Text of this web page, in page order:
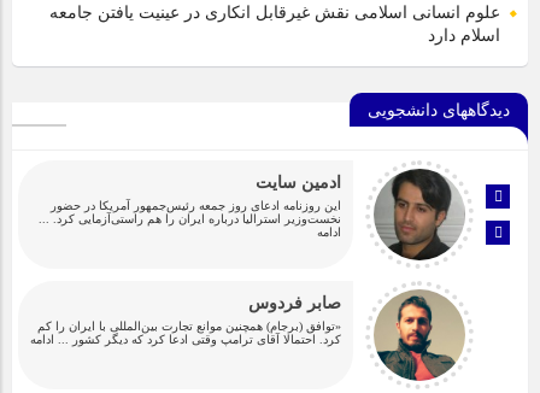
علوم انسانی اسلامی نقش غیرقابل انکاری در عینیت یافتن جامعه
اسلام دارد
دیدگاههای دانشجویی
ادمین سایت
این روزنامه ادعای روز جمعه رئیس‌جمهور آمریکا در حضور
نخست‌وزیر استرالیا درباره ایران را هم راستی‌آزمایی کرد.
ادامه
صابر فردوس
«توافق (برجام) همچنین موانع تجارت بین‌المللی با ایران را کم
کرد. احتمالا آقای ترامپ وقتی ادعا کرد که دیگر کشور
... ادامه